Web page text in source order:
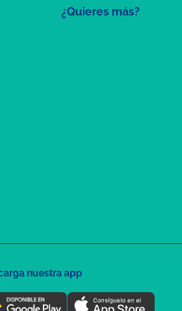
¿Quieres más?
nuestra app